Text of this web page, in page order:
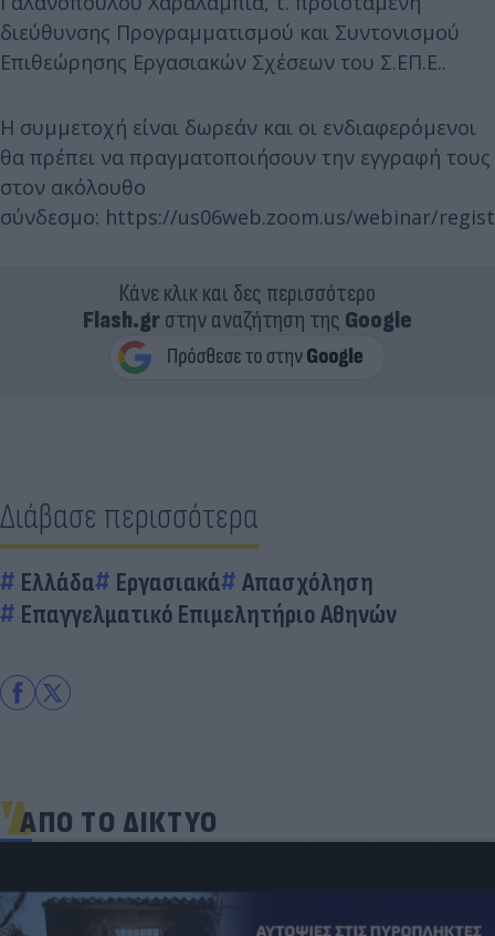
διεύθυνσης Προγραμματισμού και Συντονισμού
Επιθεώρησης Εργασιακών Σχέσεων του Σ.ΕΠ.Ε..
Η συμμετοχή είναι δωρεάν και οι ενδιαφερόμενοι
θα πρέπει να πραγματοποιήσουν την εγγραφή τους
στον ακόλουθο
σύνδεσμο: https://us06web.zoom.us/webinar/
Κάνε κλικ και δες περισσότερο
Flash.grστην αναζήτηση της Google
Διάβασε περισσότερα
Ελλάδα Εργασιακά
Απασχόληση
Επαγγελματικό Επιμελητήριο Αθηνών
ΑΠΟ ΤΟ ΔΙΚΤΥΟ